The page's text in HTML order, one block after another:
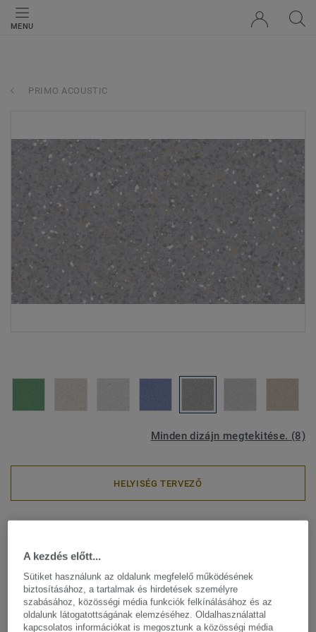
MENU
PRIMO ACOUSTIC
Minden dizájn megtekitése. (8)
HELYISÉG TERVEZŐ
PRIMO ACOUSTIC - Primo
MEDIUM GREY
A Primo Acoustic a Tarkett Premium termékcsaládjának
része, egy homogén PVC padlóburkolati megoldás iskolák,
A kezdés előtt...
Sütiket használunk az oldalunk megfelelő működésének
biztosításához, a tartalmak és hirdetések személyre
szabásához, közösségi média funkciók felkínálásához és az
oldalunk látogatottságának elemzéséhez. Oldalhasználattal
kapcsolatos információkat is megosztunk a közösségi média